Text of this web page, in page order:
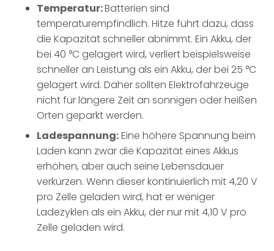
Temperatur:Batterien sind
temperaturempfindlich. Hitze führt dazu, dass
die Kapazität schneller abnimmt. Ein Akku, der
bei 40 °C gelagert wird, verliert beispielsweise
schneller an Leistung als ein Akku, der bei 25 °C
gelagert wird. Daher sollten Elektrofahrzeuge
nicht für längere Zeit an sonnigen oder heißen
Orten geparkt werden.
Ladespannung:Eine höhere Spannung beim
Laden kann zwar die Kapazität eines Akkus
erhöhen, aber auch seine Lebensdauer
verkürzen. Wenn dieser kontinuierlich mit 4,20 V
pro Zelle geladen wird, hat er weniger
Ladezyklen als ein Akku, der nur mit 4,10 V pro
Zelle geladen wird.